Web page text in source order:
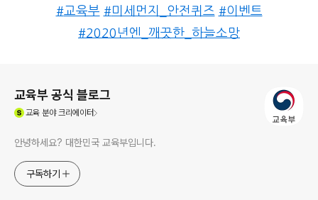
#교육부 #미세먼지_안전퀴즈 #이벤트
#2020년엔_깨끗한_하늘소망
교육부 공식 블로그
교육분야 크리에이터
안녕하세요? 대한민국 교육부입니다.
구독하기